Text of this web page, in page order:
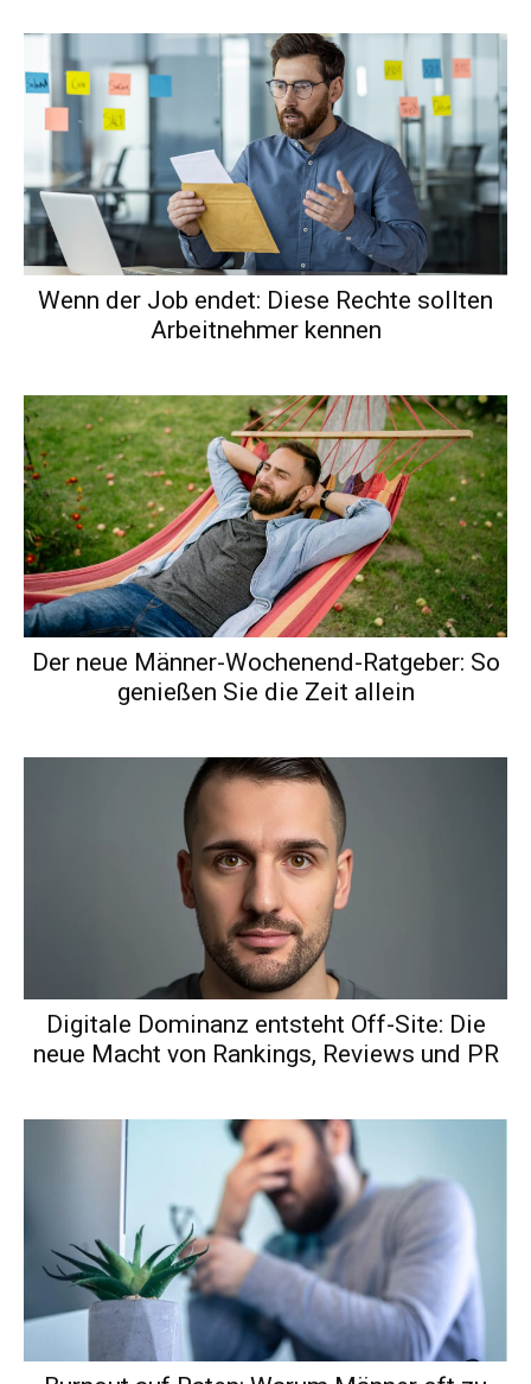
Wenn der Job endet: Diese Rechte sollten
Arbeitnehmer kennen
Der neue Männer-Wochenend-Ratgeber: So
genießen Sie die Zeit allein
Digitale Dominanz entsteht Off-Site: Die
neue Macht von Rankings, Reviews und PR